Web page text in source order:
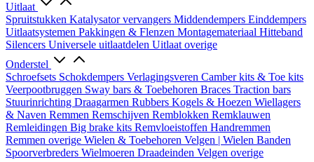
Uitlaat
Spruitstukken Katalysator vervangers Middendempers Einddempers
Uitlaatsystemen Pakkingen & Flenzen Montagemateriaal Hitteband
Silencers Universele uitlaatdelen Uitlaat overige
Onderstel
Schroefsets Schokdempers Verlagingsveren Camber kits & Toe kits
Veerpootbruggen Sway bars & Toebehoren Braces Traction bars
Stuurinrichting Draagarmen Rubbers Kogels & Hoezen Wiellagers
& Naven Remmen Remschijven Remblokken Remklauwen
Remleidingen Big brake kits Remvloeistoffen Handremmen
Remmen overige Wielen & Toebehoren Velgen | Wielen Banden
Spoorverbreders Wielmoeren Draadeinden Velgen overige